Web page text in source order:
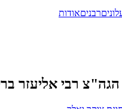
רבניםאודות
הגה"צ רבי אליעזר